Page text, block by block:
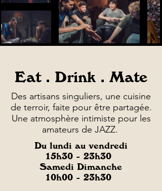
Eat . Drink . Mate
Des artisans singuliers, une cuisine
de terroir, faite pour être partagée.
Une atmosphère intimiste pour les
amateurs de JAZZ.
Du lundi au vendredi
15h30 - 23h30
Samedi Dimanche
10h00 - 23h30